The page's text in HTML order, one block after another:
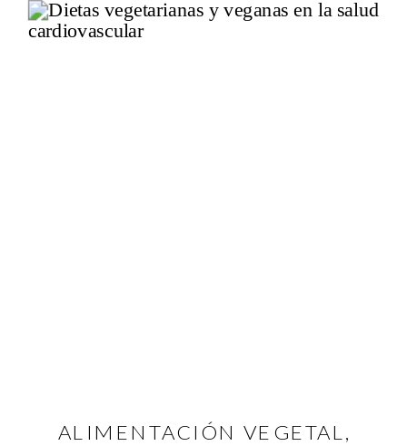
ALIMENTACIÓN VEGETAL,